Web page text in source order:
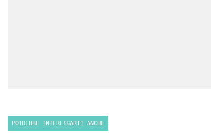
POTREBBE INTERESSARTI ANCHE